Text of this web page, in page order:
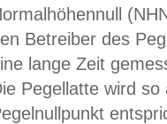
Betreiber des
lange Zeit
Pegellatte wird